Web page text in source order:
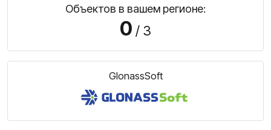
Объектов в вашем регионе:
0 / 3
GlonassSoft